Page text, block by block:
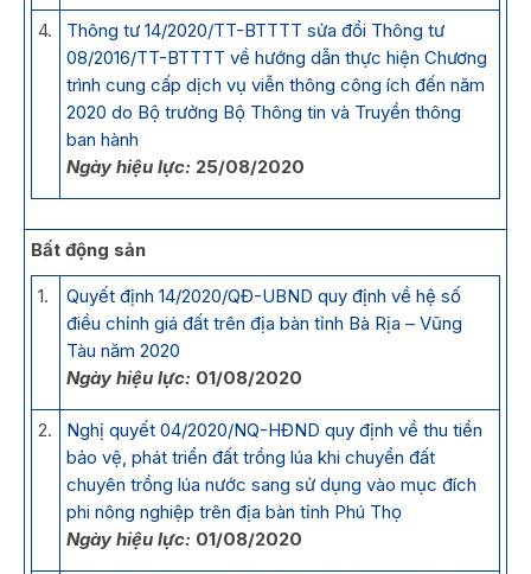
4.
Thông tư 14/2020/TT-BTTTT sửa đổi Thông tư
08/2016/TT-BTTTT về hướng dẫn thực hiện Chương
trình cung cấp dịch vụ viễn thông công ích đến năm
2020 do Bộ trưởng Bộ Thông tin và Truyền thông
ban hành
Ngày hiệu lực: 25/08/2020
Bất động sản
1.
Quyết định 14/2020/QĐ-UBND quy định về hệ số
điều chỉnh giá đất trên địa bàn tỉnh Bà Rịa – Vũng
Tàu năm 2020
Ngày hiệu lực: 01/08/2020
2.
Nghị quyết 04/2020/NQ-HĐND quy định về thu tiền
bảo vệ, phát triển đất trồng lúa khi chuyển đất
chuyên trồng lúa nước sang sử dụng vào mục đích
phi nông nghiệp trên địa bàn tỉnh Phú Thọ
Ngày hiệu lực: 01/08/2020